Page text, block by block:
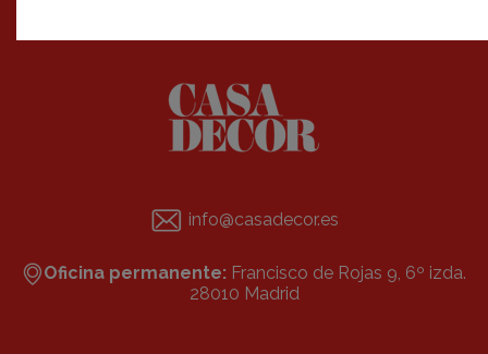
info@casadecor.es
Oficina permanente: Francisco de Rojas 9, 6º izda.
28010 Madrid